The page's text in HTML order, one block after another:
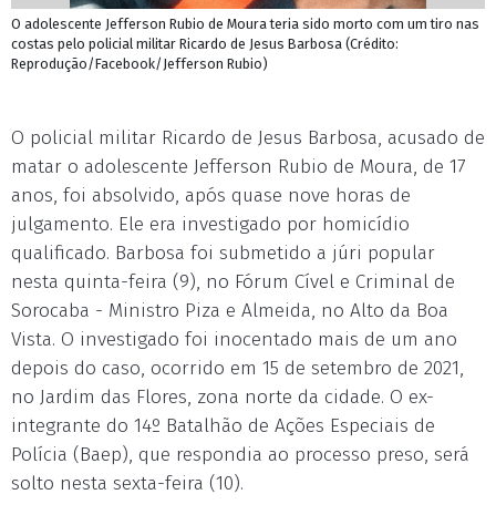
O adolescente Jefferson Rubio de Moura teria sido morto com um tiro nas
costas pelo policial militar Ricardo de Jesus Barbosa (Crédito:
Reprodução/Facebook/Jefferson Rubio)
O policial militar Ricardo de Jesus Barbosa, acusado de
matar o adolescente Jefferson Rubio de Moura, de 17
anos, foi absolvido, após quase nove horas de
julgamento. Ele era investigado por homicídio
qualificado. Barbosa foi submetido a júri popular
nesta quinta-feira (9), no Fórum Cível e Criminal de
Sorocaba - Ministro Piza e Almeida, no Alto da Boa
Vista. O investigado foi inocentado mais de um ano
depois do caso, ocorrido em 15 de setembro de 2021,
no Jardim das Flores, zona norte da cidade. O ex-
integrante do 14º Batalhão de Ações Especiais de
Polícia (Baep), que respondia ao processo preso, será
solto nesta sexta-feira (10).